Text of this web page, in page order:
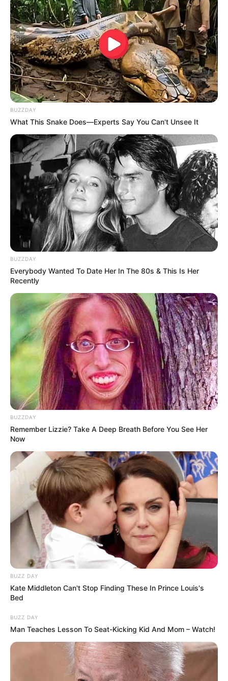
(foto: boredpanda)
6. Niatnya sih membuat dua buah telur ceplok, eh
gak tahunya kuning telur membentuk mata dan ada
lubang yang membentuk mulut
(foto: boredpanda)
7. Lubang pada tutup tempat susu ini mirip banget
dengan mata, karena tak tertutup rapat membentuk
bibir yang senyum deh
(foto: boredpanda)
BUZZDAY
What This Snake Does—Experts Say You Can't Unsee It
BUZZDAY
Everybody Wanted To Date Her In The 80s & This Is Her
Recently
BUZZDAY
Remember Lizzie? Take A Deep Breath Before You See Her
Now
BUZZ DAY
Kate Middleton Can't Stop Finding These In Prince Louis's
Bed
BUZZ DAY
Man Teaches Lesson To Seat-Kicking Kid And Mom – Watch!